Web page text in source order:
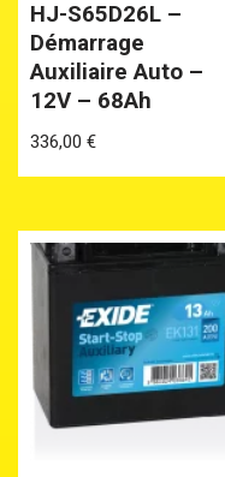
HJ-S65D26L –
Démarrage
Auxiliaire Auto –
12V – 68Ah
336,00 €